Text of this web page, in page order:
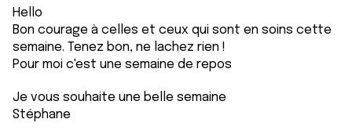
Hello
Bon courage à celles et ceux qui sont en soins cette
semaine. Tenez bon, ne lachez rien !
Pour moi c'est une semaine de repos
Je vous souhaite une belle semaine
Stéphane